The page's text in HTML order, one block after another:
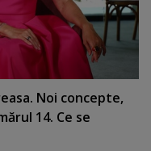
Noi concepte,
14. Ce se